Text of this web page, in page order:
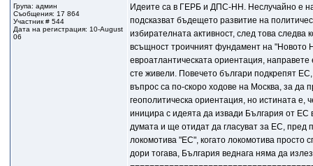
Група: админ
Съобщения: 17 864
Участник # 544
Дата на регистрация: 10-August
06
Идеите са в ГЕРБ и ДПС-НН. Неслучайно е
подсказват бъдещето развитие на
избирателната активност, след това
всъщност троичният фундамент на "Новото
евроатлантическата ориентация,
сте живели. Повечето българи подкрепят
въпрос са по-скоро ходове на Москва, за да
геополитическа ориентация, но истината
иницира с идеята да извади България от ЕС
думата и ще отидат да гласуват за ЕС, пред
локомотива "ЕС", когато локомотива
дори тогава, България веднага няма да